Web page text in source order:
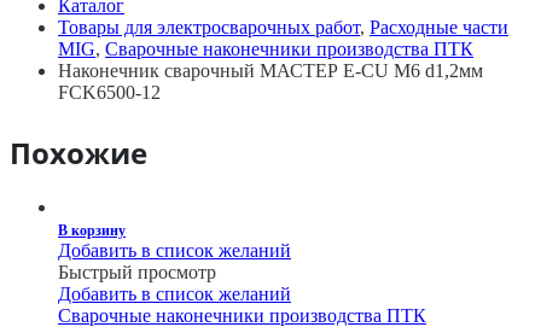
Каталог
Товары для электросварочных работ, Расходные части
MIG, Сварочные наконечники производства ПТК
Наконечник сварочный МАСТЕР E-CU М6 d1,2мм
FCK6500-12
Похожие
В корзину
Добавить в список желаний
Быстрый просмотр
Добавить в список желаний
Сварочные наконечники производства ПТК